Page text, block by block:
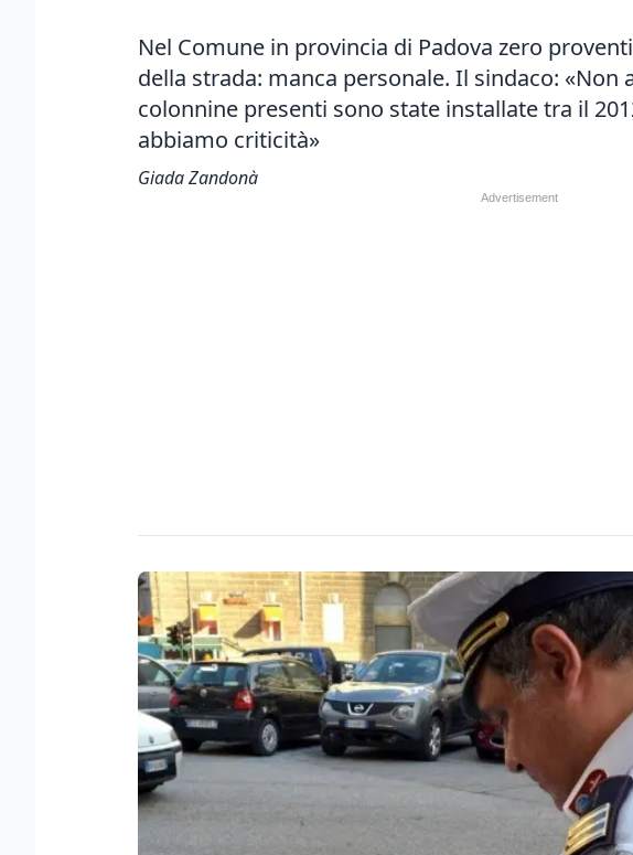
Nel Comune in provincia di Padova zero
della strada: manca personale. Il sindaco: «Non
colonnine presenti sono state installate tra il
abbiamo criticità»
Giada Zandonà